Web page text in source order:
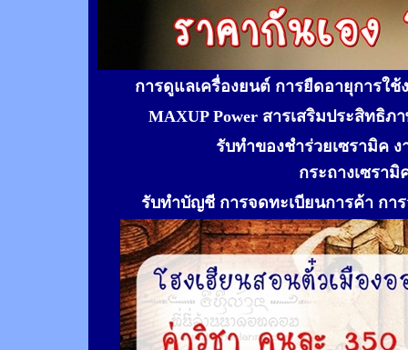
การดูแลเครื่องยนต์ การยืดอายุการใ
MAXUP Power สารเสริมประสิทธิ
รับทำของชำร่วยเซรามิค
กระถางเซรา
รับทำบัญชี การจดทะเบียนการค้า กา